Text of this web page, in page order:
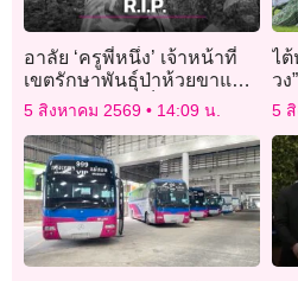
อาลัย ‘ครูพี่หนึ่ง’ เจ้าหน้าที่
เขตรักษาพันธุ์ป่าห้วยขาแข้ง
ผู้ให้ความรู้แก่เด็กและ
5 สิงหาคม 2569 14:09 น.
ไต้
ว
ท
5